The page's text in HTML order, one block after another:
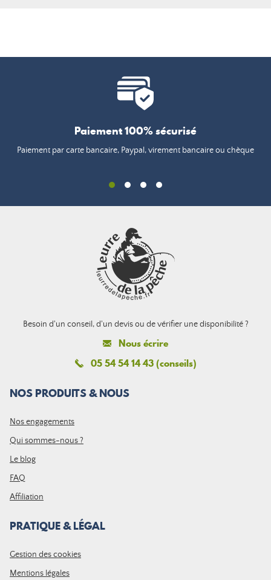
Paiement 100% sécurisé
Paiement par carte bancaire, Paypal, virement bancaire ou chèque
Besoin d'un conseil, d'un devis ou de vérifier une disponibilité ?
Nous écrire
05 54 54 14 43 (conseils)
NOS PRODUITS & NOUS
Nos engagements
Qui sommes-nous ?
Le blog
FAQ
Affiliation
PRATIQUE & LÉGAL
Gestion des cookies
Mentions légales